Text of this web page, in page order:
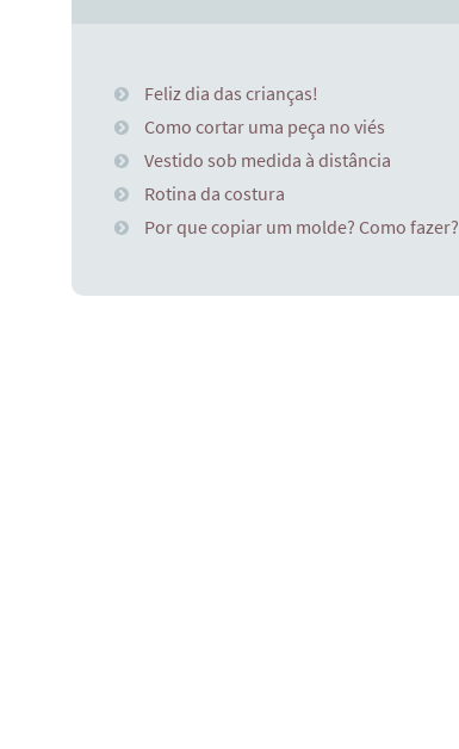
Feliz dia das crianças!
Como cortar uma peça no viés
Vestido sob medida à distância
Rotina da costura
Por que copiar um molde? Como fazer?